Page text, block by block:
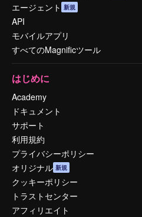
エージェント 新規
API
モバイルアプリ
すべてのMagnificツール
はじめに
Academy
ドキュメント
サポート
利用規約
プライバシーポリシー
オリジナル 新規
クッキーポリシー
トラストセンター
アフィリエイト